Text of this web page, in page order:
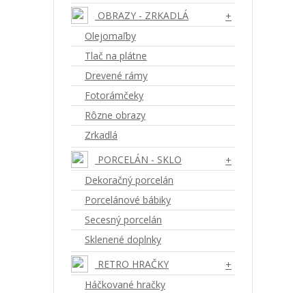
OBRAZY - ZRKADLÁ
+
Olejomaľby
Tlač na plátne
Drevené rámy
Fotorámčeky
Rôzne obrazy
Zrkadlá
PORCELÁN - SKLO
+
Dekoračný porcelán
Porcelánové bábiky
Secesný porcelán
Sklenené doplnky
RETRO HRAČKY
+
Háčkované hračky